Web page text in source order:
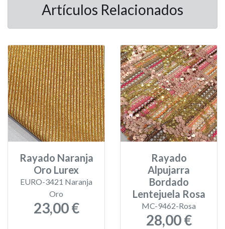
Artículos Relacionados
Rayado Naranja
Oro Lurex
EURO-3421 Naranja
Oro
23,00 €
Rayado
Alpujarra
Bordado
Lentejuela Rosa
MC-9462-Rosa
28,00 €